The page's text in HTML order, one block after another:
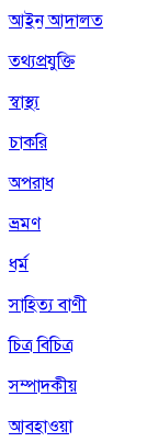
আইন আদালত
তথ্যপ্রযুক্তি
স্বাস্থ্য
চাকরি
অপরাধ
ভ্রমণ
ধর্ম
সাহিত্য বাণী
চিত্র বিচিত্র
সম্পাদকীয়
আবহাওয়া